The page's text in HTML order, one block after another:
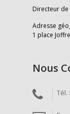
Directeur
Adresse
1 place
Nous
Tél.